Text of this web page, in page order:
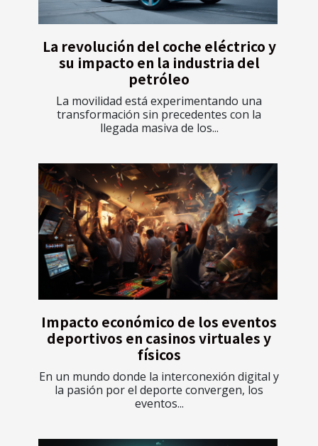
La revolución del coche eléctrico y
su impacto en la industria del
petróleo
La movilidad está experimentando una
transformación sin precedentes con la
llegada masiva de los...
Impacto económico de los eventos
deportivos en casinos virtuales y
físicos
En un mundo donde la interconexión digital y
la pasión por el deporte convergen, los
eventos...